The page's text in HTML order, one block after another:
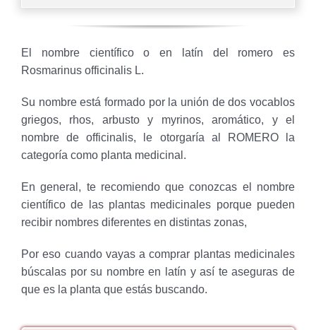
El nombre científico o en latín del romero es
Rosmarinus officinalis L.
Su nombre está formado por la unión de dos vocablos
griegos, rhos, arbusto y myrinos, aromático, y el
nombre de officinalis, le otorgaría al ROMERO la
categoría como planta medicinal.
En general, te recomiendo que conozcas el nombre
científico de las plantas medicinales porque pueden
recibir nombres diferentes en distintas zonas,
Por eso cuando vayas a comprar plantas medicinales
búscalas por su nombre en latín y así te aseguras de
que es la planta que estás buscando.